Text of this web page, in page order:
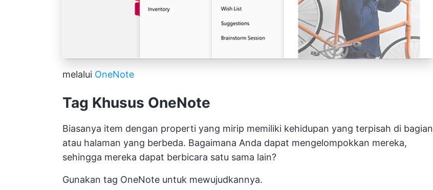
melalui OneNote
Tag Khusus OneNote
Biasanya item dengan properti yang mirip memiliki kehidupan yang terpisah di bagian
atau halaman yang berbeda. Bagaimana Anda dapat mengelompokkan mereka,
sehingga mereka dapat berbicara satu sama lain?
Gunakan tag OneNote untuk mewujudkannya.